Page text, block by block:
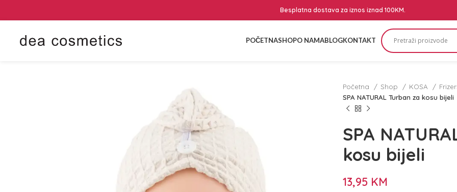
Besplatna dostava za iznos iznad 100KM.
POČETNASHOPO NAMABLOGKONTAKT
Početna Shop KOSA
SPA NATURAL Turban za kosu bijeli
SPA
kosu bijeli
13,95 KM